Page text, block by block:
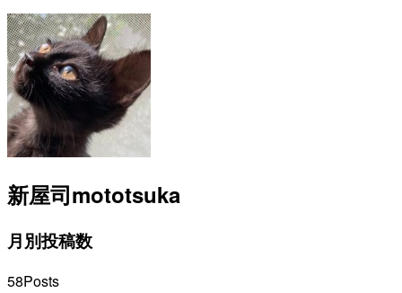
新屋司mototsuka
月別投稿数
58Posts